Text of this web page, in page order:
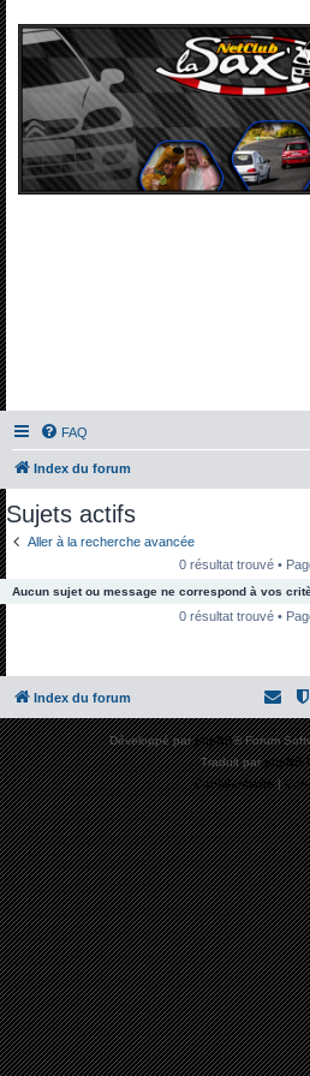
FAQ
Index du forum
Sujets actifs
Aller à la recherche avancée
0 résultat trouvé •
Aucun sujet ou message ne correspond à vos
0 résultat trouvé •
Index du forum
Développé parphpBB® Forum
Traduit parphpBB-
Confidentialité|